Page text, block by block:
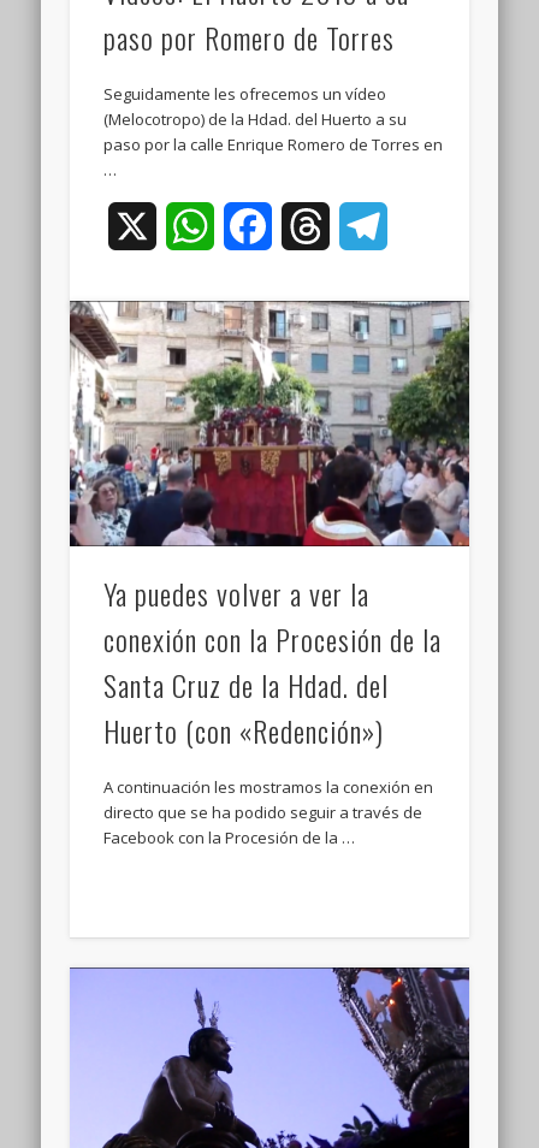
paso por Romero de Torres
Seguidamente les ofrecemos un vídeo
(Melocotropo) de la Hdad. del Huerto a su
paso por la calle Enrique Romero de Torres en
…
WhatsAppFacebookThreads
Ya puedes volver a ver la
conexión con la Procesión de la
Santa Cruz de la Hdad. del
Huerto (con «Redención»)
A continuación les mostramos la conexión en
directo que se ha podido seguir a través de
Facebook con la Procesión de la …